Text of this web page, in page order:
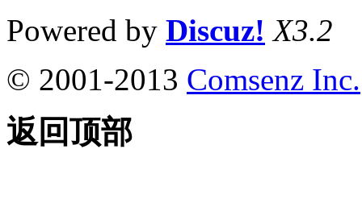
Powered by Discuz! X3.2
© 2001-2013 Comsenz Inc.
返回顶部